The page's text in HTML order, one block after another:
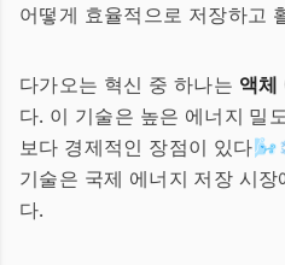
어떻게 효율적으로 저장하고
다가오는 혁신 중 하나는 액체
다. 이 기술은 높은 에너지 밀
보다 경제적인 장점이 있다
기술은 국제 에너지 저장 시
다.